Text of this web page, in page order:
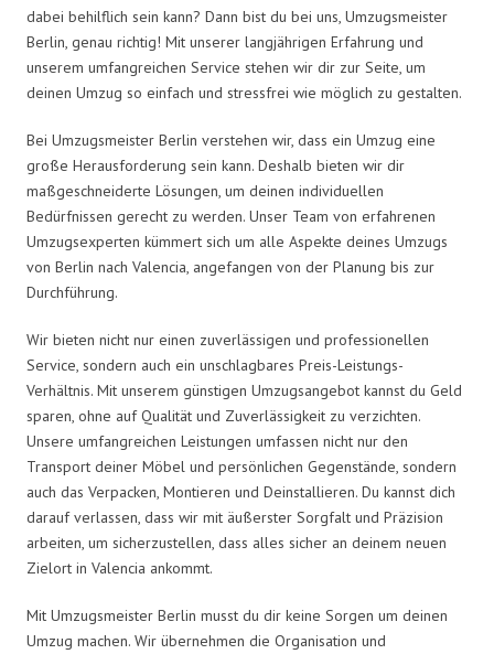
dabei behilflich sein kann? Dann bist du bei uns, Umzugsmeister
Berlin, genau richtig! Mit unserer langjährigen Erfahrung und
unserem umfangreichen Service stehen wir dir zur Seite, um
deinen Umzug so einfach und stressfrei wie möglich zu gestalten.
Bei Umzugsmeister Berlin verstehen wir, dass ein Umzug eine
große Herausforderung sein kann. Deshalb bieten wir dir
maßgeschneiderte Lösungen, um deinen individuellen
Bedürfnissen gerecht zu werden. Unser Team von erfahrenen
Umzugsexperten kümmert sich um alle Aspekte deines Umzugs
von Berlin nach Valencia, angefangen von der Planung bis zur
Durchführung.
Wir bieten nicht nur einen zuverlässigen und professionellen
Service, sondern auch ein unschlagbares Preis-Leistungs-
Verhältnis. Mit unserem günstigen Umzugsangebot kannst du Geld
sparen, ohne auf Qualität und Zuverlässigkeit zu verzichten.
Unsere umfangreichen Leistungen umfassen nicht nur den
Transport deiner Möbel und persönlichen Gegenstände, sondern
auch das Verpacken, Montieren und Deinstallieren. Du kannst dich
darauf verlassen, dass wir mit äußerster Sorgfalt und Präzision
arbeiten, um sicherzustellen, dass alles sicher an deinem neuen
Zielort in Valencia ankommt.
Mit Umzugsmeister Berlin musst du dir keine Sorgen um deinen
Umzug machen. Wir übernehmen die Organisation und